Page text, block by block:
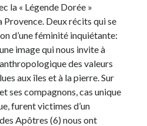
la « Légende Dorée »
Provence. Deux récits qui se
d’une féminité inquiétante:
image qui nous invite à
des valeurs
aux îles et à la pierre. Sur
ses compagnons, cas unique
furent victimes d’un
Apôtres (6) nous ont